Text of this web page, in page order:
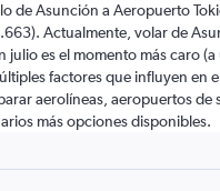
de Asunción a Aeropuerto
Actualmente, volar de
julio es el momento más caro
factores que influyen en
aerolíneas, aeropuertos de
más opciones disponibles.